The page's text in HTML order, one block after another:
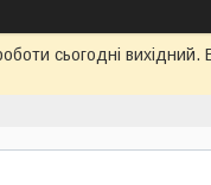
сьогодні